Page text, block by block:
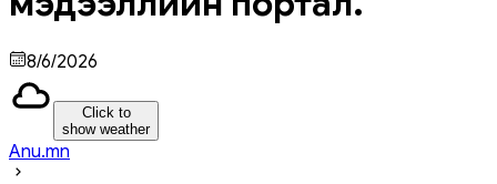
8/6/2026
Click to
show weather
Anu.mn